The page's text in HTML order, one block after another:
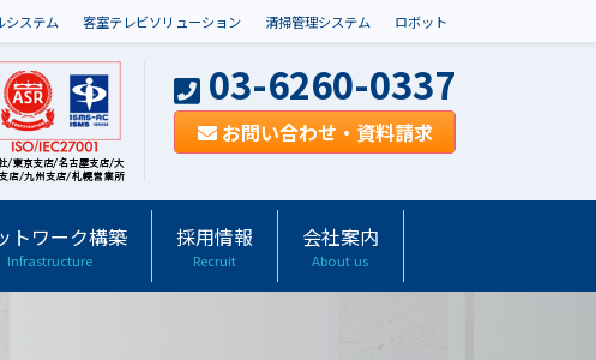
システム 客室テレビソリューション 清掃管理システム ロボット
03-6260-0337
お問い合わせ・資料請求
トワーク構築
Infrastructure
採用情報
Recruit
会社案内
About us